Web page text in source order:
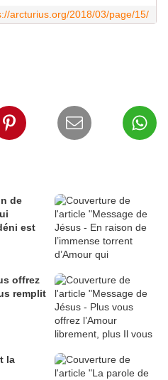
arcturius.org/2018/03/page/15/
de
est
offrez
remplit
la